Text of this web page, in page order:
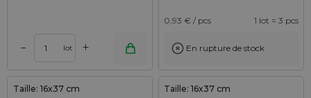
– lot +
0,93 € / pcs 1 lot = 3 pcs
En rupture de stock
Taille: 16x37 cm
Taille: 16x37 cm